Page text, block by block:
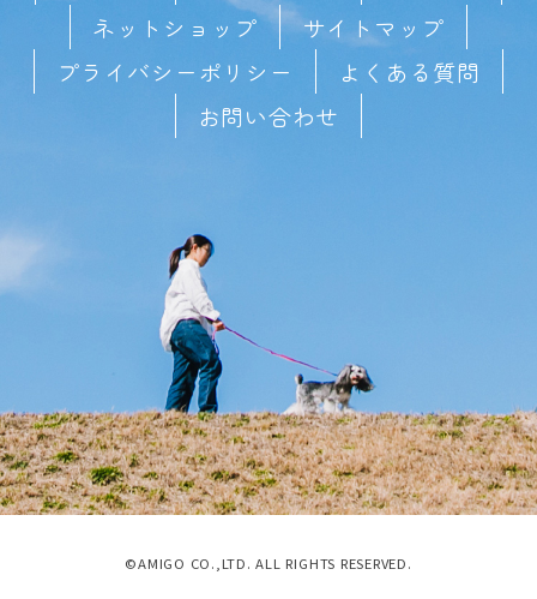
ネットショップ
サイトマップ
プライバシーポリシー
よくある質問
お問い合わせ
©AMIGO CO.,LTD. ALL RIGHTS RESERVED.